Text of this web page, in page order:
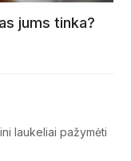
jums tinka?
laukeliai pažymėti